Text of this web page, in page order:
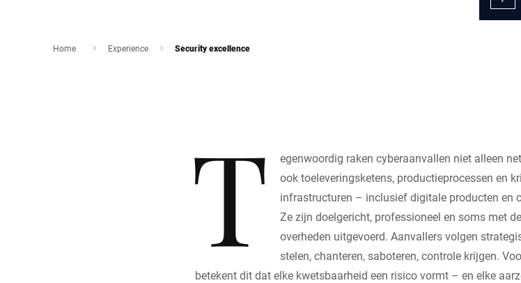
Home Experience Security excellence
T
egenwoordig raken cyberaanvallen niet alleen
ook toeleveringsketens, productieprocessen en
infrastructuren – inclusief digitale producten en
Ze zijn doelgericht, professioneel en soms met
overheden uitgevoerd. Aanvallers volgen
stelen, chanteren, saboteren, controle krijgen.
betekent dit dat elke kwetsbaarheid een risico vormt – en elke